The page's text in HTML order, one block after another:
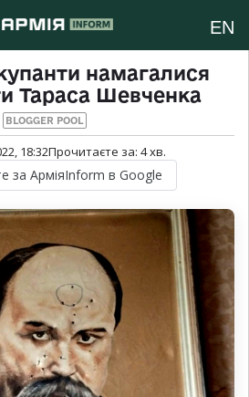
EN
намагалися
Тараса Шевченка
BLOGGER POOL
18:32Прочитаєте за: 4хв.
за АрміяInform в Google